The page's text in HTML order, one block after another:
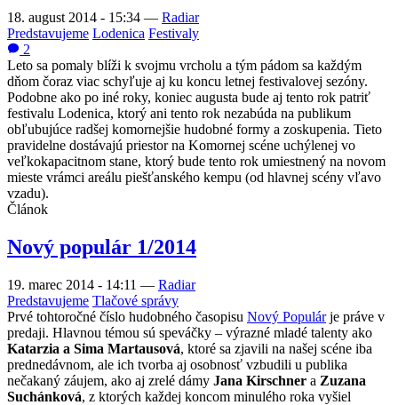
18. august 2014 - 15:34 — Radiar
Predstavujeme Lodenica Festivaly
2
Leto sa pomaly blíži k svojmu vrcholu a tým pádom sa každým
dňom čoraz viac schyľuje aj ku koncu letnej festivalovej sezóny.
Podobne ako po iné roky, koniec augusta bude aj tento rok patriť
festivalu Lodenica, ktorý ani tento rok nezabúda na publikum
obľubujúce radšej komornejšie hudobné formy a zoskupenia. Tieto
pravidelne dostávajú priestor na Komornej scéne uchýlenej vo
veľkokapacitnom stane, ktorý bude tento rok umiestnený na novom
mieste vrámci areálu piešťanského kempu (od hlavnej scény vľavo
vzadu).
Článok
Nový populár 1/2014
19. marec 2014 - 14:11 — Radiar
Predstavujeme Tlačové správy
Prvé tohtoročné číslo hudobného časopisu Nový Populárje práve v
predaji. Hlavnou témou sú speváčky – výrazné mladé talenty ako
Katarzia a Sima Martausová, ktoré sa zjavili na našej scéne iba
prednedávnom, ale ich tvorba aj osobnosť vzbudili u publika
nečakaný záujem, ako aj zrelé dámy Jana Kirschner a Zuzana
Suchánková, z ktorých každej koncom minulého roka vyšiel